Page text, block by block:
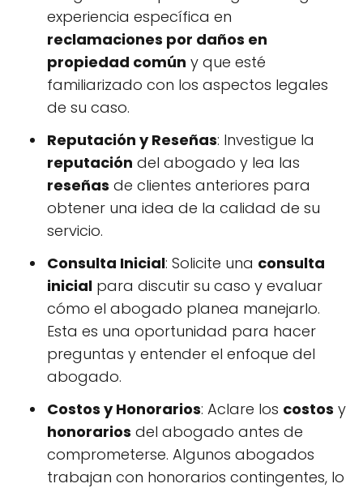
experiencia específica en
reclamaciones por daños en
propiedad común y que esté
familiarizado con los aspectos legales
de su caso.
Reputación y Reseñas: Investigue la
reputación del abogado y lea las
reseñas de clientes anteriores para
obtener una idea de la calidad de su
servicio.
Consulta Inicial: Solicite una consulta
inicial para discutir su caso y evaluar
cómo el abogado planea manejarlo.
Esta es una oportunidad para hacer
preguntas y entender el enfoque del
abogado.
Costos y Honorarios: Aclare los costos y
honorarios del abogado antes de
comprometerse. Algunos abogados
trabajan con honorarios contingentes, lo